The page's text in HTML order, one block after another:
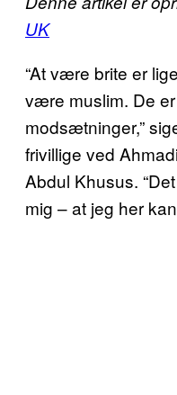
UK
“At være brite er
være muslim. De
modsætninger,”
frivillige ved
Abdul Khusus.
mig – at jeg her